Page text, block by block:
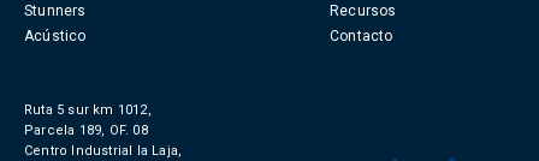
Stunners
Acústico
Recursos
Contacto
Ruta 5 sur km 1012,
Parcela 189, OF. 08
Centro Industrial la Laja,